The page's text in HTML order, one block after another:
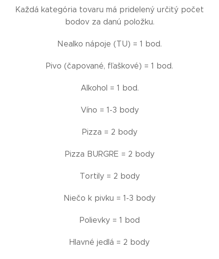
Každá kategória tovaru má pridelený určitý počet
bodov za danú položku.
Nealko nápoje (TU) = 1 bod.
Pivo (čapované, fľaškové) = 1 bod.
Alkohol = 1 bod.
Víno = 1-3 body
Pizza = 2 body
Pizza BURGRE = 2 body
Tortily = 2 body
Niečo k pivku = 1-3 body
Polievky = 1 bod
Hlavné jedlá = 2 body